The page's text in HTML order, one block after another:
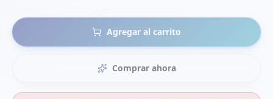
Agregar al carrito
Comprar ahora